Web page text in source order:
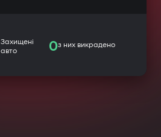
Захищені
авто
0з них викрадено